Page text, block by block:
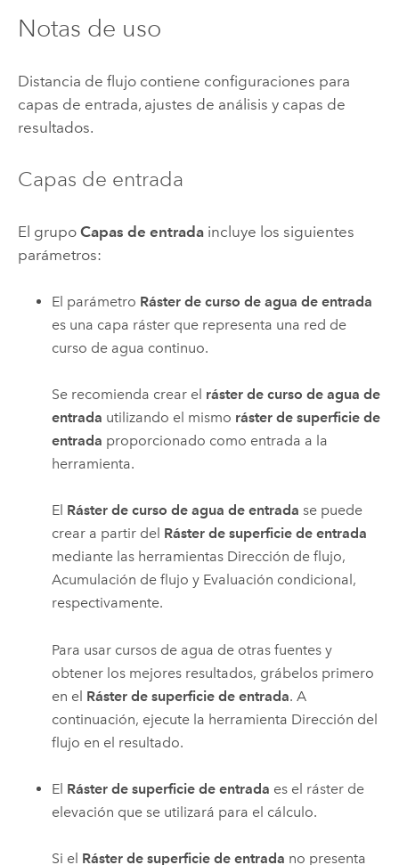
Notas de uso
Distancia de flujo contiene configuraciones para
capas de entrada, ajustes de análisis y capas de
resultados.
Capas de entrada
El grupo Capas de entradaincluye los siguientes
parámetros:
El parámetro Ráster de curso de agua de entrada
es una capa ráster que representa una red de
curso de agua continuo.
Se recomienda crear el ráster de curso de agua de
entrada utilizando el mismo ráster de superficie de
entrada proporcionado como entrada a la
herramienta.
El Ráster de curso de agua de entrada se puede
crear a partir del Ráster de superficie de entrada
mediante las herramientas Dirección de flujo,
Acumulación de flujo y Evaluación condicional,
respectivamente.
Para usar cursos de agua de otras fuentes y
obtener los mejores resultados, grábelos primero
en el Ráster de superficie de entrada. A
continuación, ejecute la herramienta Dirección del
flujo en el resultado.
El Ráster de superficie de entrada es el ráster de
elevación que se utilizará para el cálculo.
Si el Ráster de superficie de entrada no presenta